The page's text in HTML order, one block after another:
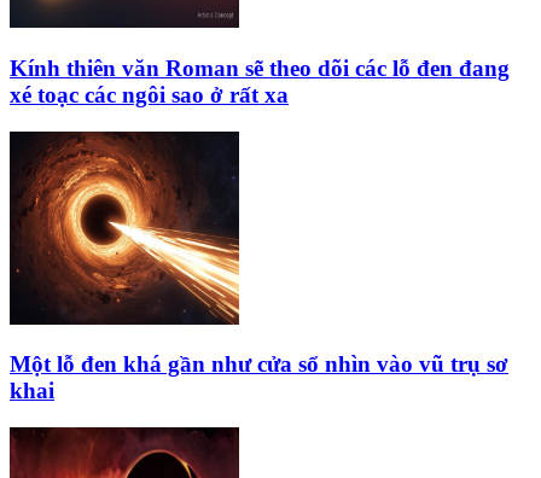
Kính thiên văn Roman sẽ theo dõi các lỗ đen đang
xé toạc các ngôi sao ở rất xa
Một lỗ đen khá gần như cửa sổ nhìn vào vũ trụ sơ
khai